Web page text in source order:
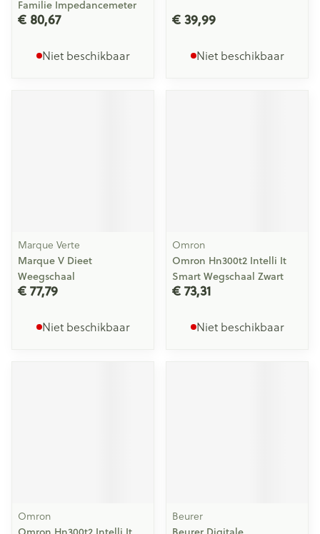
Familie Impedancemeter
€ 80,67
Niet beschikbaar
€ 39,99
Niet beschikbaar
Marque Verte
Marque V Dieet
Weegschaal
€ 77,79
Niet beschikbaar
Omron
Omron Hn300t2 Intelli It
Smart Wegschaal Zwart
€ 73,31
Niet beschikbaar
Omron Beurer